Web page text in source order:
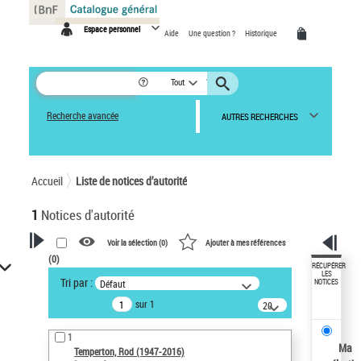
Espace personnel Aide Une question ? Historique
Tout
Recherche avancée AUTRES RECHERCHES
Accueil Liste de notices d’autorité
1 Notices d'autorité
VOTRE RECHERCHE
Recherche avancée dans les
notices d’autorité
Œuvres liées à l'auteur :
Temperton, Rod (1947-2016)
Voir la sélection (0) Ajouter à mes références
(0)
Tri par : Défaut
sur 1
20
résultats/page
1
Temperton, Rod (1947-2016)
RÉCUPÉRER
LES
NOTICES
Ma
Panneau de gestion des cookies